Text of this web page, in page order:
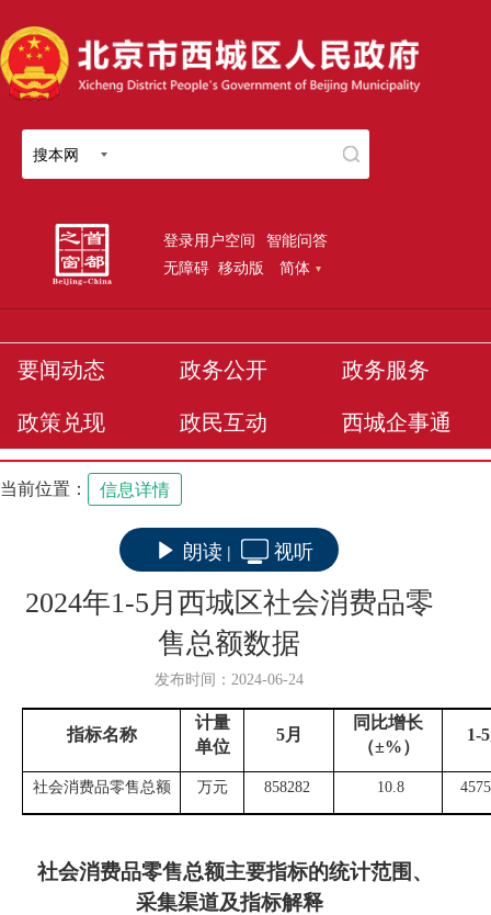
搜本网
登录用户空间 智能问答
无障碍 移动版 简体
要闻动态 政务公开 政务服务
政策兑现 政民互动 西城企事通
当前位置： 信息详情
朗读 | 视听
2024年1-5月西城区社会消费品零
售总额数据
发布时间：2024-06-24
指标名称
计量
单位
5月
同比增长
（±%）
1-5
社会消费品零售总额 万元 858282 10.8
社会消费品零售总额主要指标的统计范围、
采集渠道及指标解释